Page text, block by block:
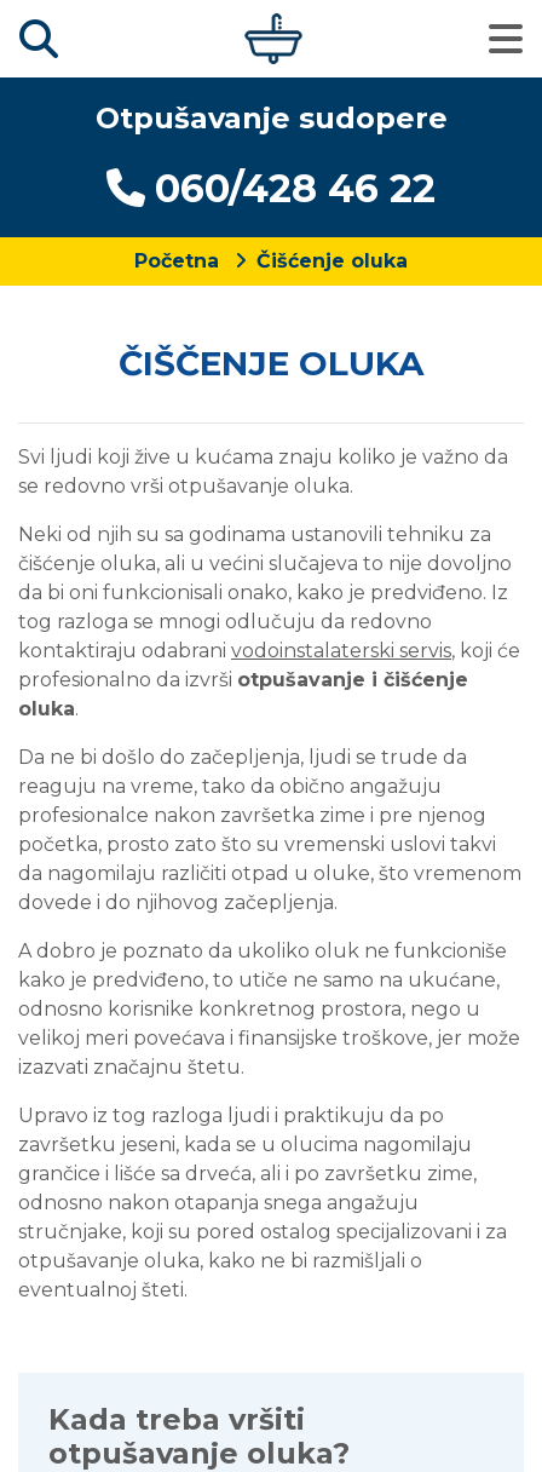
Otpušavanje sudopere
060/428 46 22
Početna Čišćenje oluka
ČIŠČENJE OLUKA
Svi ljudi koji žive u kućama znaju koliko je važno da
se redovno vrši otpušavanje oluka.
Neki od njih su sa godinama ustanovili tehniku za
čišćenje oluka, ali u većini slučajeva to nije dovoljno
da bi oni funkcionisali onako, kako je predviđeno. Iz
tog razloga se mnogi odlučuju da redovno
kontaktiraju odabrani vodoinstalaterski servis, koji će
profesionalno da izvrši otpušavanje i čišćenje
oluka.
Da ne bi došlo do začepljenja, ljudi se trude da
reaguju na vreme, tako da obično angažuju
profesionalce nakon završetka zime i pre njenog
početka, prosto zato što su vremenski uslovi takvi
da nagomilaju različiti otpad u oluke, što vremenom
dovede i do njihovog začepljenja.
A dobro je poznato da ukoliko oluk ne funkcioniše
kako je predviđeno, to utiče ne samo na ukućane,
odnosno korisnike konkretnog prostora, nego u
velikoj meri povećava i finansijske troškove, jer može
izazvati značajnu štetu.
Upravo iz tog razloga ljudi i praktikuju da po
završetku jeseni, kada se u olucima nagomilaju
grančice i lišće sa drveća, ali i po završetku zime,
odnosno nakon otapanja snega angažuju
stručnjake, koji su pored ostalog specijalizovani i za
otpušavanje oluka, kako ne bi razmišljali o
eventualnoj šteti.
Kada treba vršiti
otpušavanje oluka?